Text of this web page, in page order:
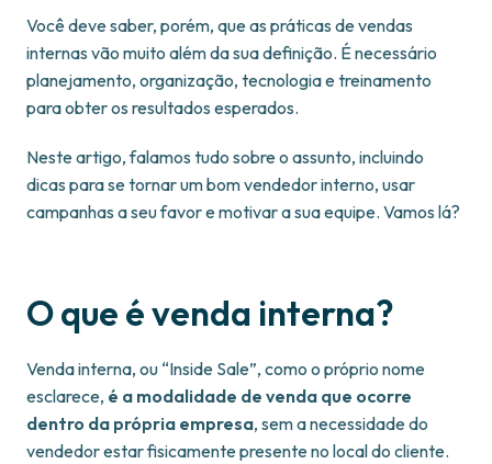
Você deve saber, porém, que as práticas de vendas
internas vão muito além da sua definição. É necessário
planejamento, organização, tecnologia e treinamento
para obter os resultados esperados.
Neste artigo, falamos tudo sobre o assunto, incluindo
dicas para se tornar um bom vendedor interno, usar
campanhas a seu favor e motivar a sua equipe. Vamos lá?
O que é venda interna?
Venda interna, ou “Inside Sale”, como o próprio nome
esclarece, é a modalidade de venda que ocorre
dentro da própria empresa, sem a necessidade do
vendedor estar fisicamente presente no local do cliente.